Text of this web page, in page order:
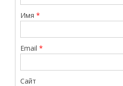
Имя*
Email*
Сайт